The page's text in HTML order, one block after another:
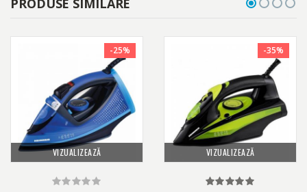
Nu este nevoie de o masa de calcat! Economisiti timp si energie!
Aburire confortabila. Economisiti timp cand va grabiti; nu este
PRODUSE SIMILARE
VIZUALIZEAZĂ
-25%
VIZUALIZEAZĂ
-35%